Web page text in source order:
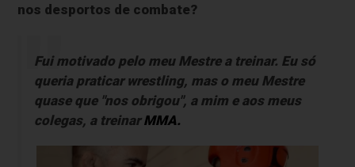
nos desportos de combate?
Fui motivado pelo meu Mestre a treinar. Eu só
queria praticar wrestling, mas o meu Mestre
quase que "nos obrigou", a mim e aos meus
colegas, a treinarMMA.